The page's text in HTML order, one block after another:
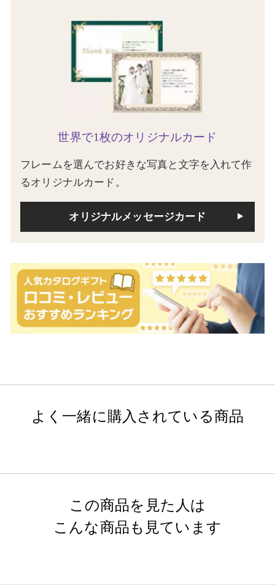
世界で1枚のオリジナルカード
フレームを選んでお好きな写真と文字を入れて作
るオリジナルカード。
オリジナルメッセージカード
よく一緒に購入されている商品
この商品を見た人は
こんな商品も見ています